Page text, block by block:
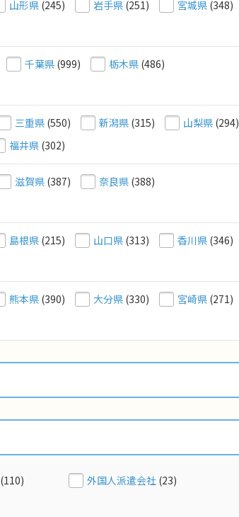
山形県 (245) 岩手県 (251) 宮城県 (348)
千葉県 (999) 栃木県 (486)
三重県 (550) 新潟県 (315) 山梨県 (294)
福井県 (302)
滋賀県 (387) 奈良県 (388)
島根県 (215) 山口県 (313) 香川県 (346)
熊本県 (390) 大分県 (330) 宮崎県 (271)
(110) 外国人派遣会社 (23)